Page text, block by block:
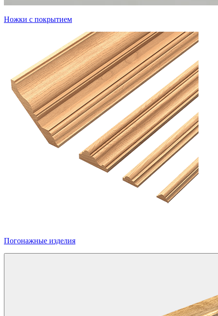
Ножки с покрытием
Погонажные изделия